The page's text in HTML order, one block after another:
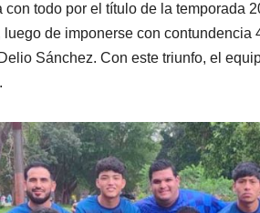
todo por el título de la temporada
de imponerse con
Sánchez. Con este triunfo, el